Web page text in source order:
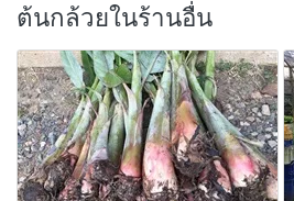
ต้นกล้วยในร้านอื่น